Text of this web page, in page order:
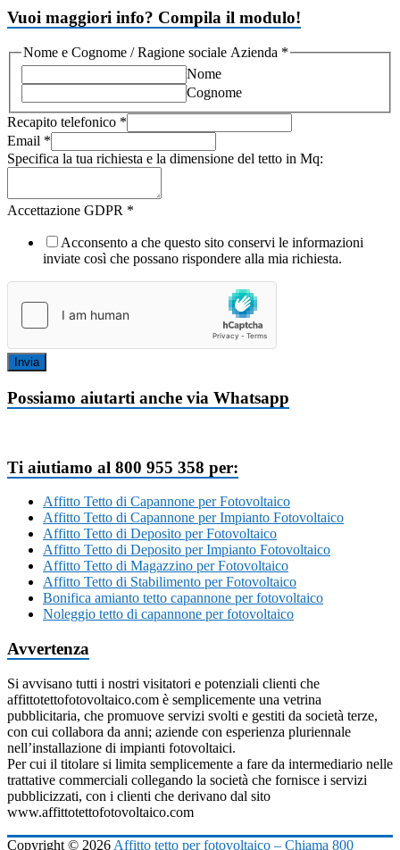
Vuoi maggiori info? Compila il modulo!
Nome e Cognome / Ragione sociale Azienda *
Nome
Cognome
Recapito telefonico *
Email *
Specifica la tua richiesta e la dimensione del tetto in Mq:
Accettazione GDPR *
Acconsento a che questo sito conservi le informazioni
inviate così che possano rispondere alla mia richiesta.
Invia
Possiamo aiutarti anche via Whatsapp
Ti aiutiamo al 800 955 358 per:
Affitto Tetto di Capannone per Fotovoltaico
Affitto Tetto di Capannone per Impianto Fotovoltaico
Affitto Tetto di Deposito per Fotovoltaico
Affitto Tetto di Deposito per Impianto Fotovoltaico
Affitto Tetto di Magazzino per Fotovoltaico
Affitto Tetto di Stabilimento per Fotovoltaico
Bonifica amianto tetto capannone per fotovoltaico
Noleggio tetto di capannone per fotovoltaico
Avvertenza
Si avvisano tutti i nostri visitatori e potenziali clienti che
affittotettofotovoltaico.com è semplicemente una vetrina
pubblicitaria, che promuove servizi svolti e gestiti da società terze,
con cui collabora da anni; aziende con esperienza pluriennale
nell’installazione di impianti fotovoltaici.
Per cui il titolare si limita semplicemente a fare da intermediario nelle
trattative commerciali collegando la società che fornisce i servizi
pubblicizzati, con i clienti che derivano dal sito
www.affittotettofotovoltaico.com
Copyright © 2026 Affitto tetto per fotovoltaico – Chiama 800